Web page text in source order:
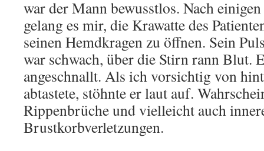
war der Mann bewusstlos. Nach
gelang es mir, die Krawatte des
seinen Hemdkragen zu öffnen. Sein
war schwach, über die Stirn rann Blut.
angeschnallt. Als ich vorsichtig von
abtastete, stöhnte er laut auf.
Rippenbrüche und vielleicht auch
Brustkorbverletzungen.